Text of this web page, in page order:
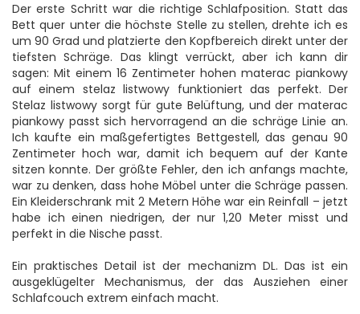
Der erste Schritt war die richtige Schlafposition. Statt das
Bett quer unter die höchste Stelle zu stellen, drehte ich es
um 90 Grad und platzierte den Kopfbereich direkt unter der
tiefsten Schräge. Das klingt verrückt, aber ich kann dir
sagen: Mit einem 16 Zentimeter hohen materac piankowy
auf einem stelaz listwowy funktioniert das perfekt. Der
Stelaz listwowy sorgt für gute Belüftung, und der materac
piankowy passt sich hervorragend an die schräge Linie an.
Ich kaufte ein maßgefertigtes Bettgestell, das genau 90
Zentimeter hoch war, damit ich bequem auf der Kante
sitzen konnte. Der größte Fehler, den ich anfangs machte,
war zu denken, dass hohe Möbel unter die Schräge passen.
Ein Kleiderschrank mit 2 Metern Höhe war ein Reinfall – jetzt
habe ich einen niedrigen, der nur 1,20 Meter misst und
perfekt in die Nische passt.
Ein praktisches Detail ist der mechanizm DL. Das ist ein
ausgeklügelter Mechanismus, der das Ausziehen einer
Schlafcouch extrem einfach macht.